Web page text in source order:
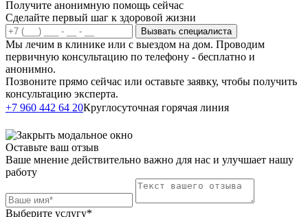
Получите анонимную помощь сейчас
Сделайте первый шаг к здоровой жизни
Вызвать специалиста
Мы лечим в клинике или с выездом на дом. Проводим
первичную консультацию по телефону - бесплатно и
анонимно.
Позвоните прямо сейчас или оставьте заявку, чтобы получить
консультацию эксперта.
+7 960 442 64 20Круглосуточная горячая линия
Оставьте ваш отзыв
Ваше мнение действительно важно для нас и улучшает нашу
работу
Выберите услугу*